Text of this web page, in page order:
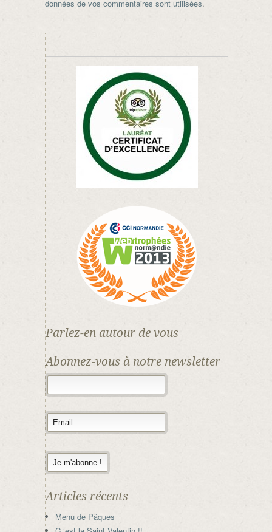
données de vos commentaires sont utilisées.
Parlez-en autour de vous
Abonnez-vous à notre newsletter
Articles récents
Menu de Pâques